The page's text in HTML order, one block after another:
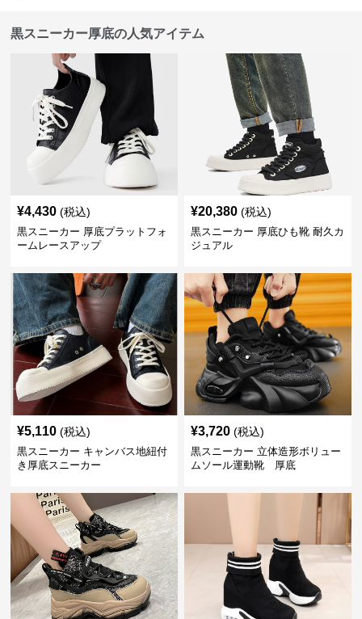
黒スニーカー厚底の人気アイテム
¥4,430 (税込)
黒スニーカー 厚底プラットフォ
ームレースアップ
¥20,380 (税込)
黒スニーカー 厚底ひも靴 耐久カ
ジュアル
¥5,110 (税込)
黒スニーカー キャンバス地紐付
き厚底スニーカー
¥3,720 (税込)
黒スニーカー 立体造形ボリュー
ムソール運動靴 厚底